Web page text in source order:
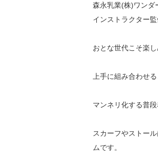
森永乳業(株)ワンダ
インストラクター
おとな世代こそ楽
上手に組み合わせ
マンネリ化する普
スカーフやストー
ムです。